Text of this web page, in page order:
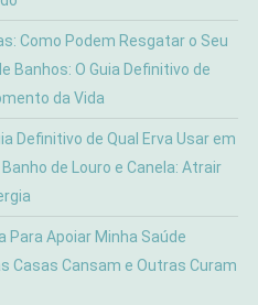
Como Podem Resgatar o Seu
Banhos: O Guia Definitivo de
da Vida
Definitivo de Qual Erva Usar em
Banho de Louro e Canela: Atrair
Para Apoiar Minha Saúde
Casas Cansam e Outras Curam